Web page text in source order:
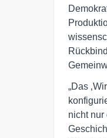
„Das
nicht nur